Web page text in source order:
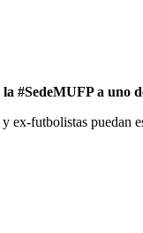
#SedeMUFP a uno
ex-futbolistas puedan